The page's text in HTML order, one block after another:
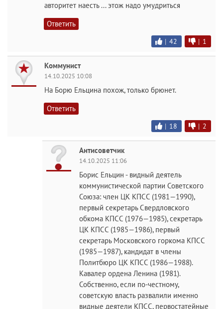
авторитет наесть ... этож надо умудриться
Ответить
| 42 | 1
Коммунист
14.10.2025 10:08
На Борю Ельцина похож, только брюнет.
Ответить
| 18 | 2
Антисоветчик
14.10.2025 11:06
Борис Ельцин - видный деятель
коммунистической партии Советского
Союза: член ЦК КПСС (1981—1990),
первый секретарь Свердловского
обкома КПСС (1976—1985), секретарь
ЦК КПСС (1985—1986), первый
секретарь Московского горкома КПСС
(1985—1987), кандидат в члены
Политбюро ЦК КПСС (1986—1988).
Кавалер ордена Ленина (1981).
Собственно, если по-честному,
советскую власть развалили именно
видные деятели КПСС, первостатейные